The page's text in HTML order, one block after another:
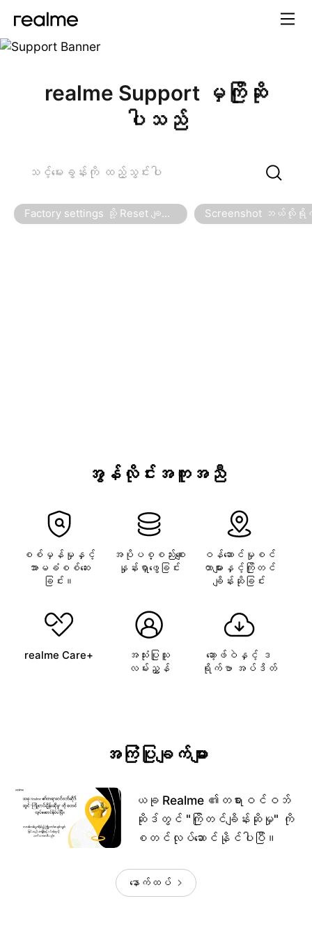
realme Support မှကြိုဆို
ပါသည်
လူကြိုက်များသော ရှာဖွေမှုများ
အကယ်၍ ဖုန်းခေါ်ဆိုခြင်း သို့မဟုတ် လက်ခံ
Factory settings သို့ Reset ချခြင်း Screenshot ဘယ်လို
အွန်လိုင်းအကူအညီ
စစ်မှန်မှုနှင့်
အာမခံစစ်ဆေး
ခြင်း။
အပိုပစ္စည်းစျေး
နှုန်းရှာဖွေခြင်း
ဝန်ဆောင်မှုစင်
တာများနှင့်ကြိုတင်
ချိန်းဆိုခြင်း
realme Care+
အသုံးပြုသူ
လမ်းညွှန်
ဆော့ဖ်ဝဲနှင့် ဒ
ရိုက်ဗာ အပ်ဒိတ်
အကြံပြုချက်များ
ယခု Realme ၏တရားဝင်ဝဘ်
ဆိုဒ်တွင် "ကြိုတင်ချိန်းဆိုမှု" ကို
စတင်လုပ်ဆောင်နိုင်ပါပြီ။
နောက်ထပ်